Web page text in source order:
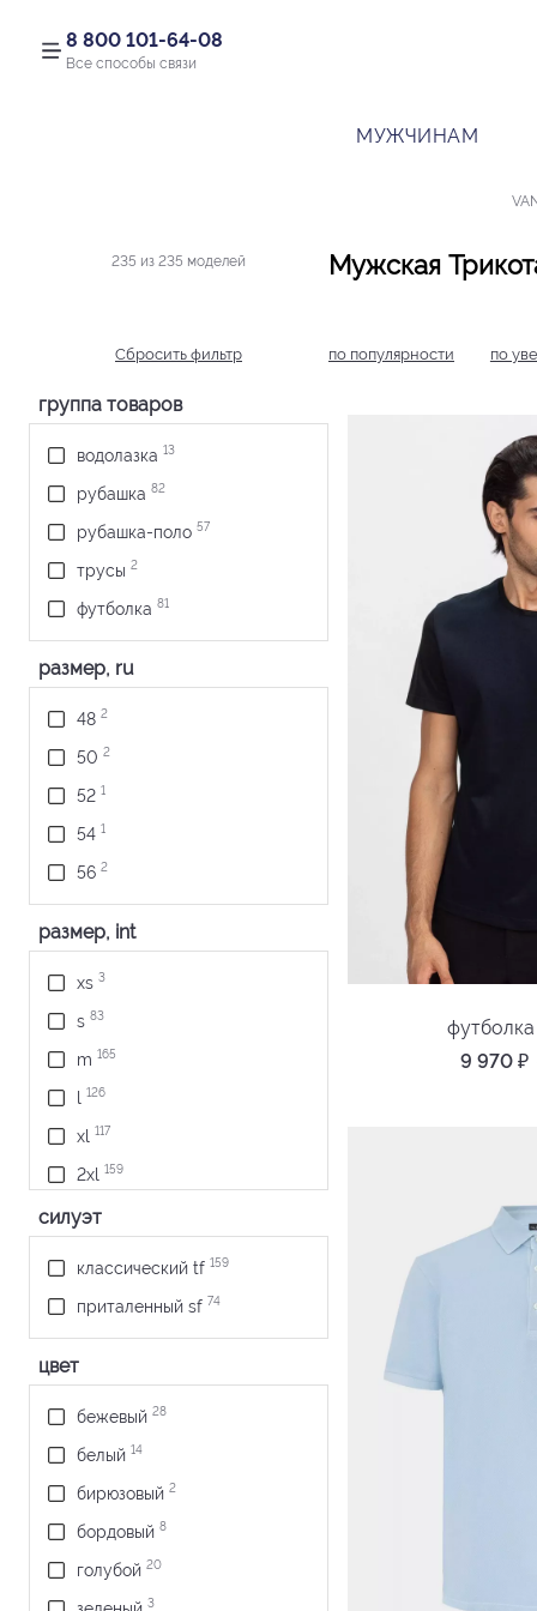
8 800 101-64-08
Все способы связи
МУЖЧИНАМ
235 из 235 моделей
Сбросить фильтр
группа товаров
водолазка 13
рубашка 82
рубашка-поло 57
трусы 2
футболка 81
размер, ru
48 2
50 2
52 1
54 1
56 2
размер, int
xs 3
s 83
m 165
l 126
xl 117
2xl 159
3xl
силуэт
классический tf 159
приталенный sf 74
цвет
бежевый 28
белый 14
бирюзовый 2
бордовый 8
голубой 20
3
Мужская
по популярности по
футболка
9 970 ₽